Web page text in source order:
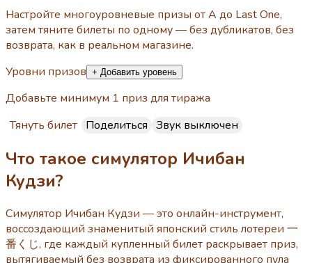
Настройте многоуровневые призы от A до Last One,
затем тяните билеты по одному — без дубликатов, без
возврата, как в реальном магазине.
Уровни призов + Добавить уровень
Добавьте минимум 1 приз для тиража
Тянуть билет Поделиться Звук выключен
Что такое симулятор Ичибан
Кудзи?
Симулятор Ичибан Кудзи — это онлайн-инструмент,
воссоздающий знаменитый японский стиль лотереи 一
番くじ, где каждый купленный билет раскрывает приз,
вытягиваемый без возврата из фиксированного пула